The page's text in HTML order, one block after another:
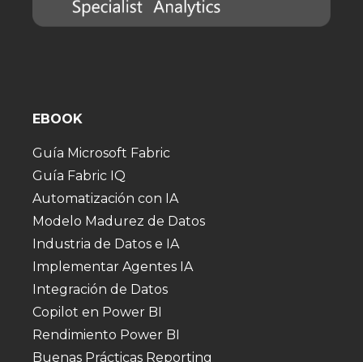
EBOOK
Guía Microsoft Fabric
Guía Fabric IQ
Automatización con IA
Modelo Madurez de Datos
Industria de Datos e IA
Implementar Agentes IA
Integración de Datos
Copilot en Power BI
Rendimiento Power BI
Buenas Prácticas Reporting